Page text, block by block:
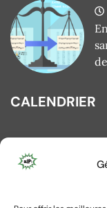
CALENDRIER
L